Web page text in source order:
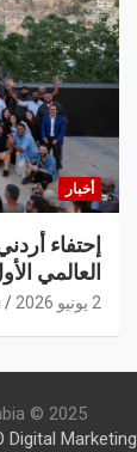
أخبار
إحتفاء
العالمي
2 يونيو 2026
© 2025
Digital Marketing